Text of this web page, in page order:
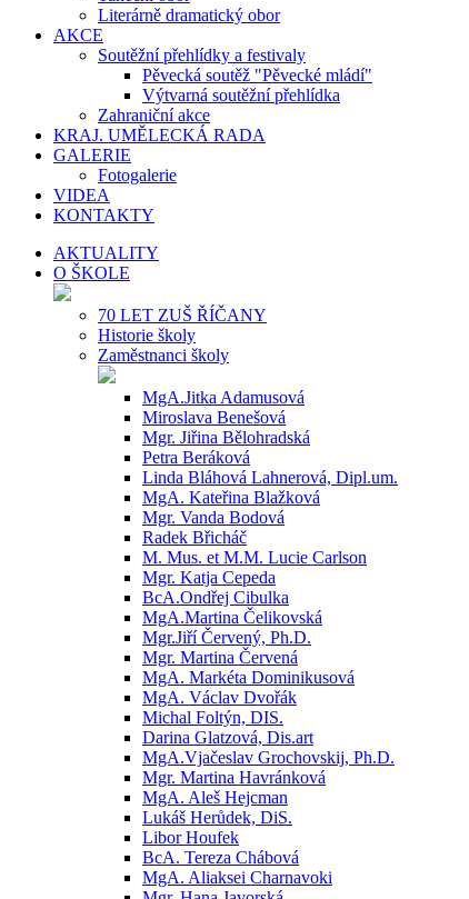
Literárně dramatický obor
AKCE
Soutěžní přehlídky a festivaly
Pěvecká soutěž "Pěvecké mládí"
Výtvarná soutěžní přehlídka
Zahraniční akce
KRAJ. UMĚLECKÁ RADA
GALERIE
Fotogalerie
VIDEA
KONTAKTY
AKTUALITY
O ŠKOLE
70 LET ZUŠ ŘÍČANY
Historie školy
Zaměstnanci školy
MgA.Jitka Adamusová
Miroslava Benešová
Mgr. Jiřina Bělohradská
Petra Beráková
Linda Bláhová Lahnerová, Dipl.um.
MgA. Kateřina Blažková
Mgr. Vanda Bodová
Radek Břicháč
M. Mus. et M.M. Lucie Carlson
Mgr. Katja Cepeda
BcA.Ondřej Cibulka
MgA.Martina Čelikovská
Mgr.Jiří Červený, Ph.D.
Mgr. Martina Červená
MgA. Markéta Dominikusová
MgA. Václav Dvořák
Michal Foltýn, DIS.
Darina Glatzová, Dis.art
MgA.Vjačeslav Grochovskij, Ph.D.
Mgr. Martina Havránková
MgA. Aleš Hejcman
Lukáš Herůdek, DiS.
Libor Houfek
BcA. Tereza Chábová
MgA. Aliaksei Charnavoki